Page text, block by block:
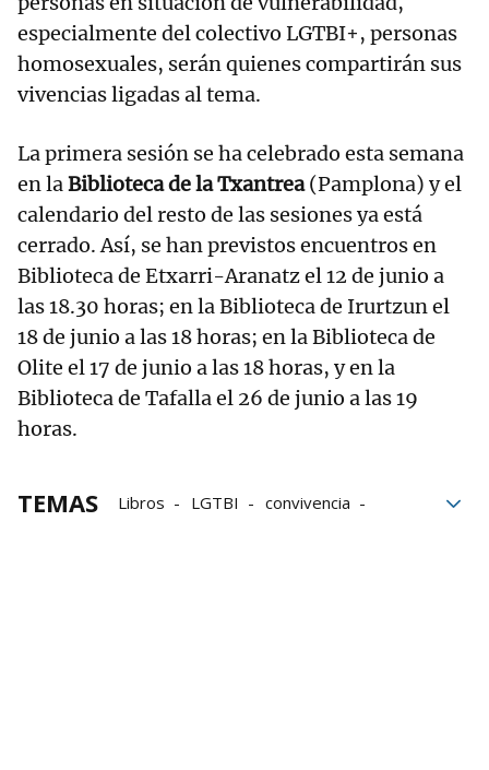
especialmente del colectivo LGTBI+, personas
homosexuales, serán quienes compartirán sus
vivencias ligadas al tema.
La primera sesión se ha celebrado esta semana
en laBiblioteca de la Txantrea(Pamplona) y el
calendario del resto de las sesiones ya está
cerrado. Así, se han previstos encuentros en
Biblioteca de Etxarri-Aranatz el 12 de junio a
las 18.30 horas; en la Biblioteca de Irurtzun el
18 de junio a las 18 horas; en la Biblioteca de
Olite el 17 de junio a las 18 horas, y en la
Biblioteca de Tafalla el 26 de junio a las 19
horas.
TEMAS Libros LGTBI
convivencia